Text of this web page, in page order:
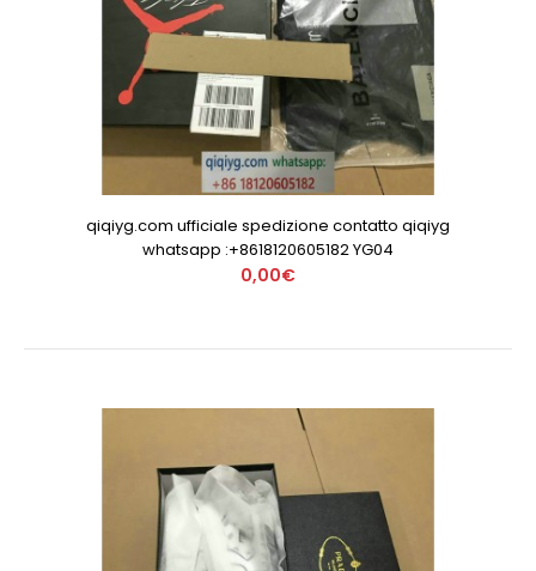
qiqiyg.com ufficiale spedizione contatto qiqiyg
whatsapp :+8618120605182 YG04
0,00€